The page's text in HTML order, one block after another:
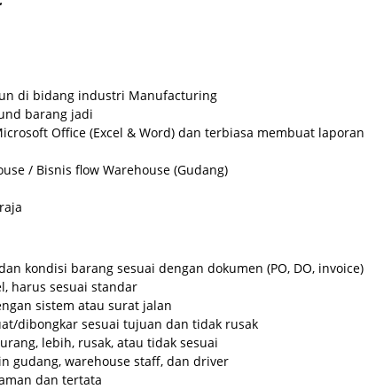
di bidang industri Manufacturing
barang jadi
Office (Excel & Word) dan terbiasa membuat laporan
/ Bisnis flow Warehouse (Gudang)
kondisi barang sesuai dengan dokumen (PO, DO, invoice)
harus sesuai standar
sistem atau surat jalan
dibongkar sesuai tujuan dan tidak rusak
lebih, rusak, atau tidak sesuai
gudang, warehouse staff, dan driver
dan tertata